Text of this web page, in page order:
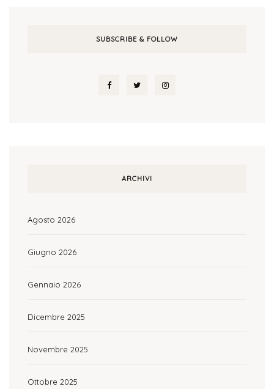
SUBSCRIBE & FOLLOW
ARCHIVI
Agosto 2026
Giugno 2026
Gennaio 2026
Dicembre 2025
Novembre 2025
Ottobre 2025